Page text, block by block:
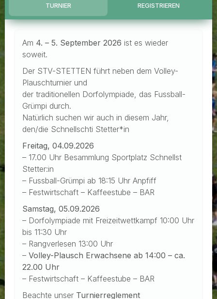
TURNIER REGISTRIEREN
Am 4. – 5. September 2026 ist es wieder
soweit.
Der STV-STETTEN führt neben dem Volley-
Plauschturnier und
der traditionellen Dorfolympiade, das Fussball-
Grümpi durch.
Natürlich suchen wir auch in diesem Jahr,
den/die Schnellschti Stetter*in
Freitag, 04.09.2026
– 17.00 Uhr Besammlung Sportplatz Schnellst
Stetter:in
– Fussball-Grümpi ab 18:15 Uhr Anpfiff
– Festwirtschaft – Kaffeestube – BAR
Samstag, 05.09.2026
– Dorfolympiade mit Freizeitwettkampf 10:00 Uhr
bis 11:30 Uhr
– Rangverlesen 13:00 Uhr
– Volley-Plausch Erwachsene ab 14:00 – ca.
22.00 Uhr
– Festwirtschaft – Kaffeestube – BAR
Beachte unser Turnierreglement